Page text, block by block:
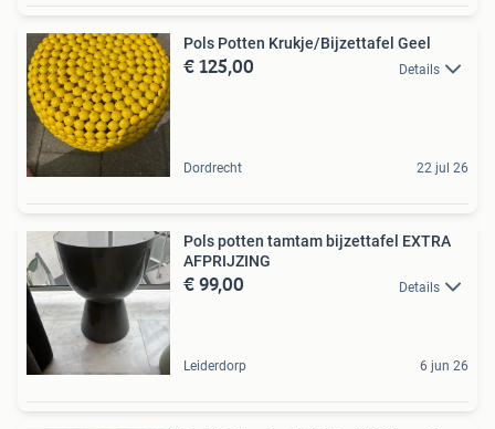
Pols Potten Krukje/Bijzettafel Geel
€ 125,00 Details
Dordrecht 22 jul 26
Pols potten tamtam bijzettafel EXTRA
AFPRIJZING
€ 99,00 Details
Leiderdorp 6 jun 26